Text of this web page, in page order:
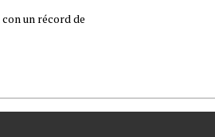
un récord de